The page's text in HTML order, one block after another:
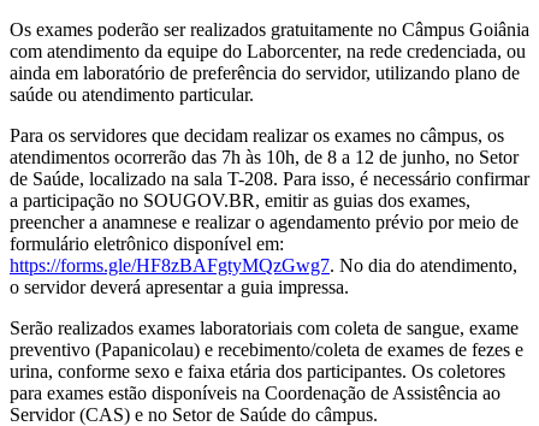
Os exames poderão ser realizados gratuitamente no Câmpus Goiânia
com atendimento da equipe do Laborcenter, na rede credenciada, ou
ainda em laboratório de preferência do servidor, utilizando plano de
saúde ou atendimento particular.
Para os servidores que decidam realizar os exames no câmpus, os
atendimentos ocorrerão das 7h às 10h, de 8 a 12 de junho, no Setor
de Saúde, localizado na sala T-208. Para isso, é necessário confirmar
a participação no SOUGOV.BR, emitir as guias dos exames,
preencher a anamnese e realizar o agendamento prévio por meio de
formulário eletrônico disponível em:
https://forms.gle/HF8zBAFgtyMQzGwg7. No dia do atendimento,
o servidor deverá apresentar a guia impressa.
Serão realizados exames laboratoriais com coleta de sangue, exame
preventivo (Papanicolau) e recebimento/coleta de exames de fezes e
urina, conforme sexo e faixa etária dos participantes. Os coletores
para exames estão disponíveis na Coordenação de Assistência ao
Servidor (CAS) e no Setor de Saúde do câmpus.